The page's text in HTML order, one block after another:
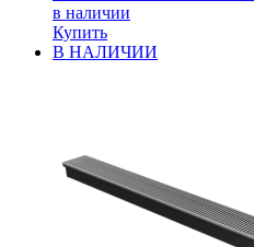
в наличии
Купить
В НАЛИЧИИ